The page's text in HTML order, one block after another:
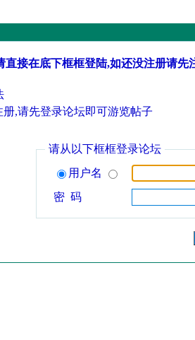
直接在底下框框登陆,如还没注册请先
册,请先登录论坛即可游览帖子
请从以下框框登录论坛
用户名
密 码